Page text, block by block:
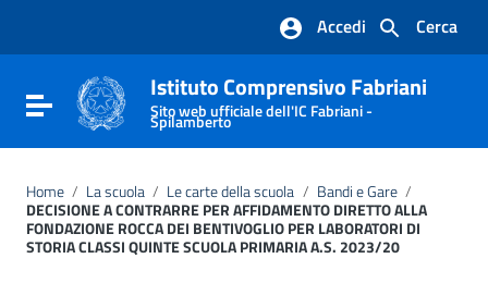
Vai al footer
Cerca
Accedi
Attiva / disattiva la navigazione
Istituto Comprensivo Fabriani
Sito web ufficiale dell'IC Fabriani -
Spilamberto
Home / La scuola / Le carte della scuola / Bandi e Gare /
DECISIONE A CONTRARRE PER AFFIDAMENTO DIRETTO ALLA
FONDAZIONE ROCCA DEI BENTIVOGLIO PER LABORATORI DI
STORIA CLASSI QUINTE SCUOLA PRIMARIA A.S. 2023/20